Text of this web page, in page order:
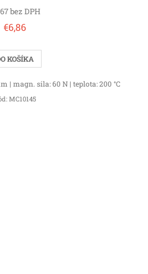
bez DPH
€6,86
KOŠÍKA
| magn. sila: 60 N | teplota: 200 °C
MC10145